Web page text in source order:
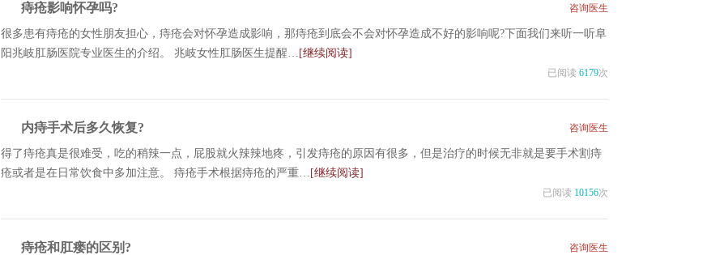
痔疮影响怀孕吗? 咨询医生
很多患有痔疮的女性朋友担心，痔疮会对怀孕造成影响，那痔疮到底会不会对怀孕造成不好的影响呢?下面我们来听一听阜
阳兆岐肛肠医院专业医生的介绍。 兆岐女性肛肠医生提醒… [继续阅读]
已阅读 6179次
内痔手术后多久恢复? 咨询医生
得了痔疮真是很难受，吃的稍辣一点，屁股就火辣辣地疼，引发痔疮的原因有很多，但是治疗的时候无非就是要手术割痔
疮或者是在日常饮食中多加注意。 痔疮手术根据痔疮的严重… [继续阅读]
已阅读 10156次
痔疮和肛瘘的区别? 咨询医生